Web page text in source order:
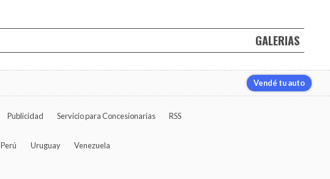
GALERIAS
Vendé tu auto
Publicidad Servicio para Concesionarias RSS
Perú Uruguay Venezuela